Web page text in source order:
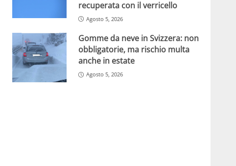
recuperata con il verricello
Agosto 5, 2026
Gomme da neve in Svizzera: non
obbligatorie, ma rischio multa
anche in estate
Agosto 5, 2026